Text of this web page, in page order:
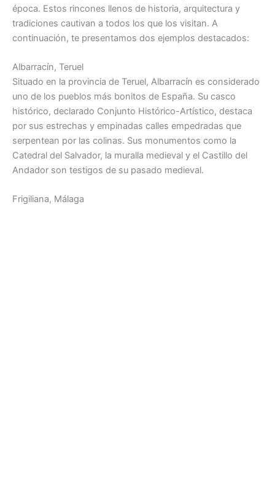
época. Estos rincones llenos de historia, arquitectura y
tradiciones cautivan a todos los que los visitan. A
continuación, te presentamos dos ejemplos destacados:
Albarracín, Teruel
Situado en la provincia de Teruel, Albarracín es considerado
uno de los pueblos más bonitos de España. Su casco
histórico, declarado Conjunto Histórico-Artístico, destaca
por sus estrechas y empinadas calles empedradas que
serpentean por las colinas. Sus monumentos como la
Catedral del Salvador, la muralla medieval y el Castillo del
Andador son testigos de su pasado medieval.
Frigiliana, Málaga